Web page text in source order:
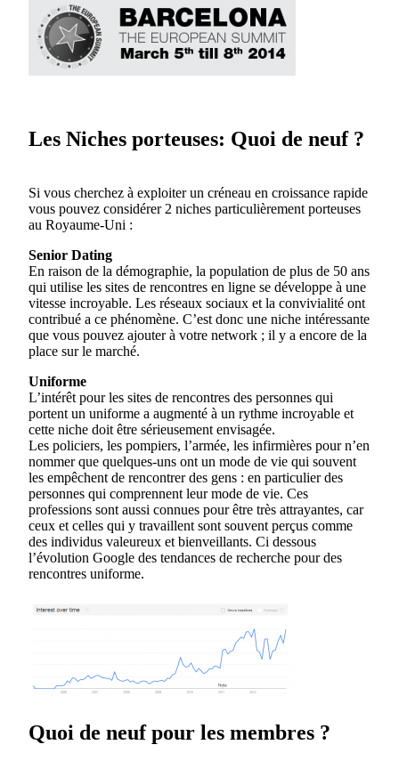
Les Niches porteuses: Quoi de neuf ?
Si vous cherchez à exploiter un créneau en croissance rapide
vous pouvez considérer 2 niches particulièrement porteuses
au Royaume-Uni :
Senior Dating
En raison de la démographie, la population de plus de 50 ans
qui utilise les sites de rencontres en ligne se développe à une
vitesse incroyable. Les réseaux sociaux et la convivialité ont
contribué a ce phénomène. C’est donc une niche intéressante
que vous pouvez ajouter à votre network ; il y a encore de la
place sur le marché.
Uniforme
L’intérêt pour les sites de rencontres des personnes qui
portent un uniforme a augmenté à un rythme incroyable et
cette niche doit être sérieusement envisagée.
Les policiers, les pompiers, l’armée, les infirmières pour n’en
nommer que quelques-uns ont un mode de vie qui souvent
les empêchent de rencontrer des gens : en particulier des
personnes qui comprennent leur mode de vie. Ces
professions sont aussi connues pour être très attrayantes, car
ceux et celles qui y travaillent sont souvent perçus comme
des individus valeureux et bienveillants. Ci dessous
l’évolution Google des tendances de recherche pour des
rencontres uniforme.
Quoi de neuf pour les membres ?